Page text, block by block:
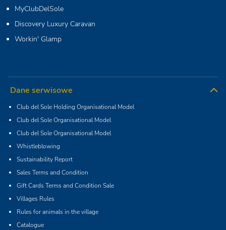
MyClubDelSole
Discovery Luxury Caravan
Workin' Glamp
Dane serwisowe
Club del Sole Holding Organisational Model
Club del Sole Organisational Model
Club del Sole Organisational Model
Whistleblowing
Sustainability Report
Sales Terms and Condition
Gift Cards Terms and Condition Sale
Villages Rules
Rules for animals in the village
Catalogue